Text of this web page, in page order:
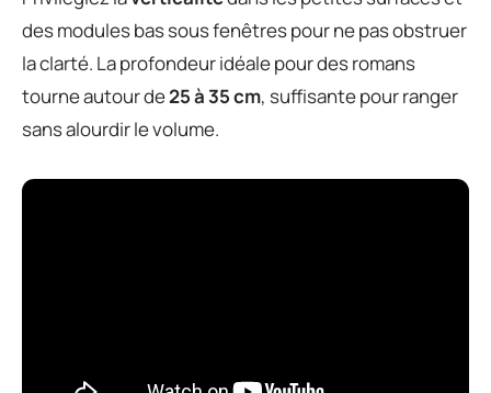
des modules bas sous fenêtres pour ne pas obstruer
la clarté. La profondeur idéale pour des romans
tourne autour de25 à 35 cm, suffisante pour ranger
sans alourdir le volume.